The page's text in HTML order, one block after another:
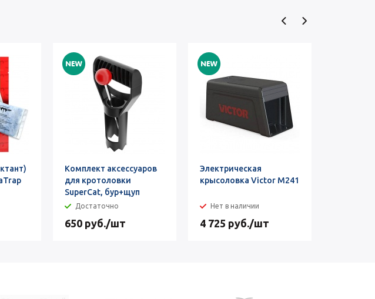
Комплект аксессуаров
для кротоловки
SuperCat, бур+щуп
Достаточно
650 руб./шт
Электрическая
крысоловка Victor M241
Нет в наличии
4 725 руб./шт